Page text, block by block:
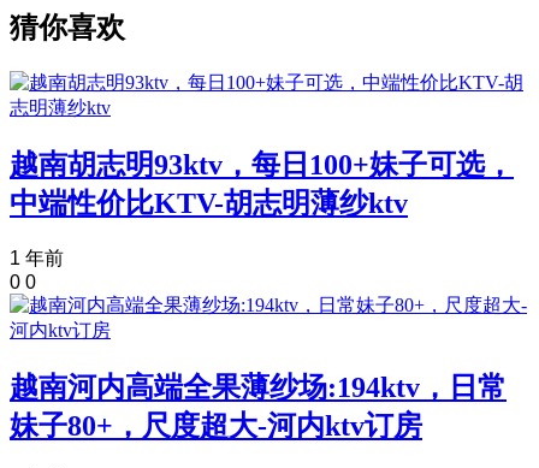
猜你喜欢
越南胡志明93ktv，每日100+妹子可选，
中端性价比KTV-胡志明薄纱ktv
1 年前
0 0
越南河内高端全果薄纱场:194ktv，日常
妹子80+，尺度超大-河内ktv订房